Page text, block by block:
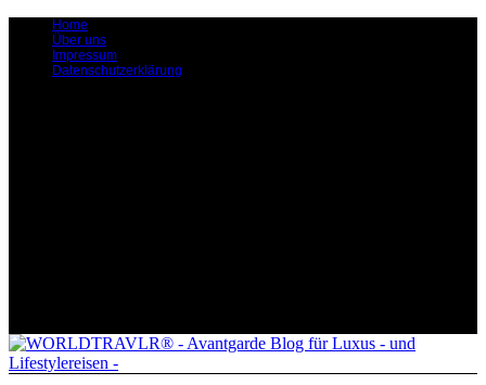
Home
Über uns
Impressum
Datenschutzerklärung